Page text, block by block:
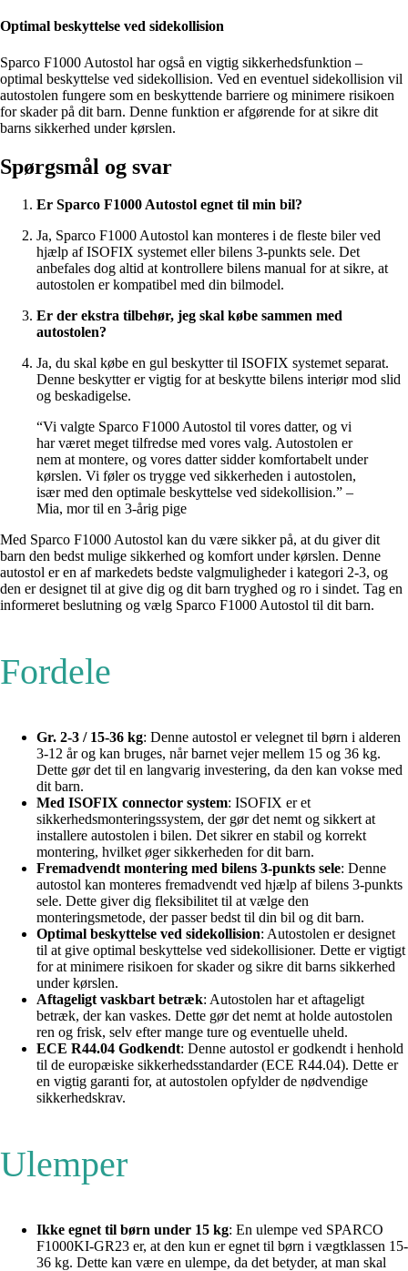
Optimal beskyttelse ved sidekollision
Sparco F1000 Autostol har også en vigtig sikkerhedsfunktion –
optimal beskyttelse ved sidekollision. Ved en eventuel sidekollision vil
autostolen fungere som en beskyttende barriere og minimere risikoen
for skader på dit barn. Denne funktion er afgørende for at sikre dit
barns sikkerhed under kørslen.
Spørgsmål og svar
Er Sparco F1000 Autostol egnet til min bil?
Ja, Sparco F1000 Autostol kan monteres i de fleste biler ved
hjælp af ISOFIX systemet eller bilens 3-punkts sele. Det
anbefales dog altid at kontrollere bilens manual for at sikre, at
autostolen er kompatibel med din bilmodel.
Er der ekstra tilbehør, jeg skal købe sammen med
autostolen?
Ja, du skal købe en gul beskytter til ISOFIX systemet separat.
Denne beskytter er vigtig for at beskytte bilens interiør mod slid
og beskadigelse.
“Vi valgte Sparco F1000 Autostol til vores datter, og vi
har været meget tilfredse med vores valg. Autostolen er
nem at montere, og vores datter sidder komfortabelt under
kørslen. Vi føler os trygge ved sikkerheden i autostolen,
især med den optimale beskyttelse ved sidekollision.” –
Mia, mor til en 3-årig pige
Med Sparco F1000 Autostol kan du være sikker på, at du giver dit
barn den bedst mulige sikkerhed og komfort under kørslen. Denne
autostol er en af markedets bedste valgmuligheder i kategori 2-3, og
den er designet til at give dig og dit barn tryghed og ro i sindet. Tag en
informeret beslutning og vælg Sparco F1000 Autostol til dit barn.
Fordele
Gr. 2-3 / 15-36 kg: Denne autostol er velegnet til børn i alderen
3-12 år og kan bruges, når barnet vejer mellem 15 og 36 kg.
Dette gør det til en langvarig investering, da den kan vokse med
dit barn.
Med ISOFIX connector system: ISOFIX er et
sikkerhedsmonteringssystem, der gør det nemt og sikkert at
installere autostolen i bilen. Det sikrer en stabil og korrekt
montering, hvilket øger sikkerheden for dit barn.
Fremadvendt montering med bilens 3-punkts sele: Denne
autostol kan monteres fremadvendt ved hjælp af bilens 3-punkts
sele. Dette giver dig fleksibilitet til at vælge den
monteringsmetode, der passer bedst til din bil og dit barn.
Optimal beskyttelse ved sidekollision: Autostolen er designet
til at give optimal beskyttelse ved sidekollisioner. Dette er vigtigt
for at minimere risikoen for skader og sikre dit barns sikkerhed
under kørslen.
Aftageligt vaskbart betræk: Autostolen har et aftageligt
betræk, der kan vaskes. Dette gør det nemt at holde autostolen
ren og frisk, selv efter mange ture og eventuelle uheld.
ECE R44.04 Godkendt: Denne autostol er godkendt i henhold
til de europæiske sikkerhedsstandarder (ECE R44.04). Dette er
en vigtig garanti for, at autostolen opfylder de nødvendige
sikkerhedskrav.
Ulemper
Ikke egnet til børn under 15 kg: En ulempe ved SPARCO
F1000KI-GR23 er, at den kun er egnet til børn i vægtklassen 15-
36 kg. Dette kan være en ulempe, da det betyder, at man skal